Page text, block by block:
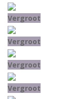
Vergroot
Vergroot
Vergroot
Vergroot